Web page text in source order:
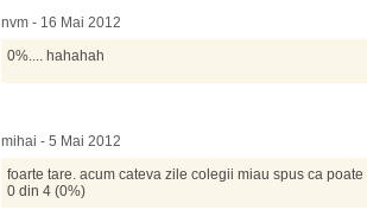
nvm - 16 Mai 2012
0%.... hahahah
mihai - 5 Mai 2012
foarte tare. acum cateva zile colegii miau spus ca
0 din 4 (0%)